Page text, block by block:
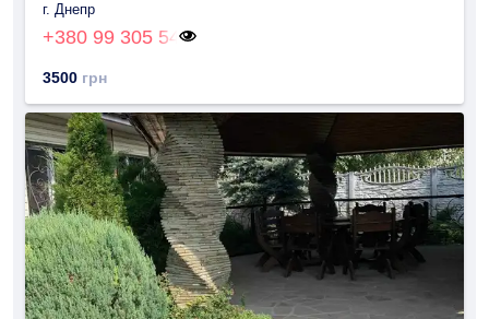
г. Днепр
+380 99 305 54
3500 грн